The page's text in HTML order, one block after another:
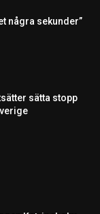
några sekunder”
sätta stopp